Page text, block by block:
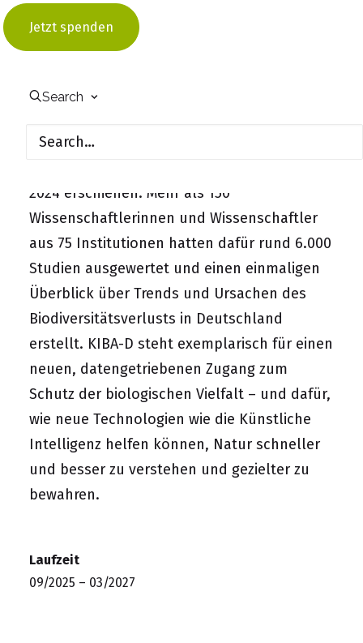
Jetzt spenden
Search
für Forschung, Technologie und Raumfahrt.
KIBA-D wird als Modul in der Zentralen
Gesellschaft für Naturforschung gehört, mit
Assessment knüpft an den renommierten
2024 erschienen. Mehr als 150
Wissenschaftlerinnen und Wissenschaftler
aus 75 Institutionen hatten dafür rund 6.000
Studien ausgewertet und einen einmaligen
Überblick über Trends und Ursachen des
Biodiversitätsverlusts in Deutschland
erstellt. KIBA-D steht exemplarisch für einen
neuen, datengetriebenen Zugang zum
Schutz der biologischen Vielfalt – und dafür,
wie neue Technologien wie die Künstliche
Intelligenz helfen können, Natur schneller
und besser zu verstehen und gezielter zu
bewahren.
Laufzeit
09/2025 – 03/2027